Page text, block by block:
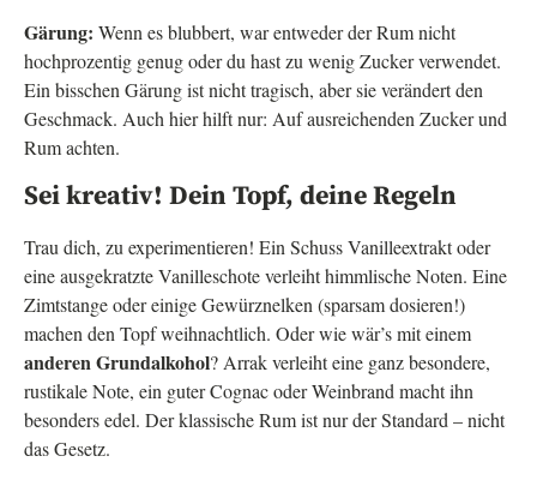
Gärung: Wenn es blubbert, war entweder der Rum nicht
hochprozentig genug oder du hast zu wenig Zucker verwendet.
Ein bisschen Gärung ist nicht tragisch, aber sie verändert den
Geschmack. Auch hier hilft nur: Auf ausreichenden Zucker und
Rum achten.
Sei kreativ! Dein Topf, deine Regeln
Trau dich, zu experimentieren! Ein Schuss Vanilleextrakt oder
eine ausgekratzte Vanilleschote verleiht himmlische Noten. Eine
Zimtstange oder einige Gewürznelken (sparsam dosieren!)
machen den Topf weihnachtlich. Oder wie wär’s mit einem
anderen Grundalkohol? Arrak verleiht eine ganz besondere,
rustikale Note, ein guter Cognac oder Weinbrand macht ihn
besonders edel. Der klassische Rum ist nur der Standard – nicht
das Gesetz.